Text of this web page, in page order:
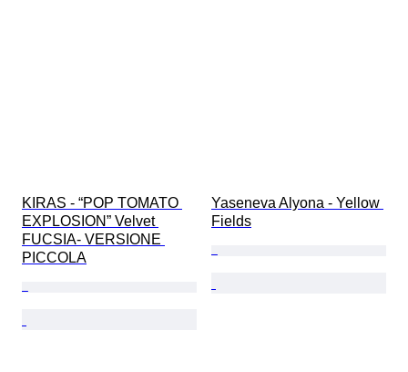
KIRAS - “POP TOMATO
EXPLOSION” Velvet
FUCSIA- VERSIONE
PICCOLA
Yaseneva Alyona - Yellow
Fields